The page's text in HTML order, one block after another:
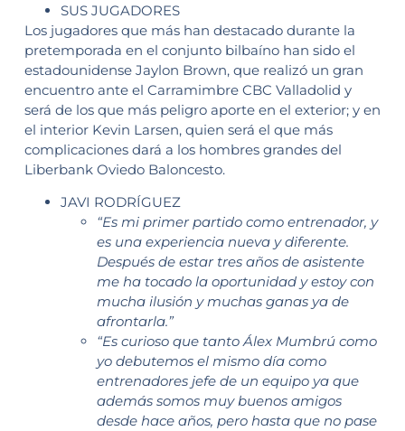
SUS JUGADORES
Los jugadores que más han destacado durante la
pretemporada en el conjunto bilbaíno han sido el
estadounidense Jaylon Brown, que realizó un gran
encuentro ante el Carramimbre CBC Valladolid y
será de los que más peligro aporte en el exterior; y en
el interior Kevin Larsen, quien será el que más
complicaciones dará a los hombres grandes del
Liberbank Oviedo Baloncesto.
JAVI RODRÍGUEZ
“Es mi primer partido como entrenador, y
es una experiencia nueva y diferente.
Después de estar tres años de asistente
me ha tocado la oportunidad y estoy con
mucha ilusión y muchas ganas ya de
afrontarla.”
“Es curioso que tanto Álex Mumbrú como
yo debutemos el mismo día como
entrenadores jefe de un equipo ya que
además somos muy buenos amigos
desde hace años, pero hasta que no pase